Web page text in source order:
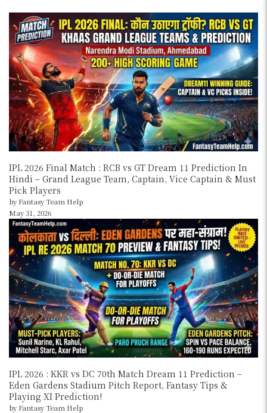
IPL 2026 Final Match : RCB vs GT Dream 11 Prediction In
Hindi – Grand League Team, Captain, Vice Captain & Must
Pick Players
by Fantasy Team Help
May 31, 2026
IPL 2026 : KKR vs DC 70th Match Dream 11 Prediction –
Eden Gardens Stadium Pitch Report, Fantasy Tips &
Playing XI Prediction!
by Fantasy Team Help